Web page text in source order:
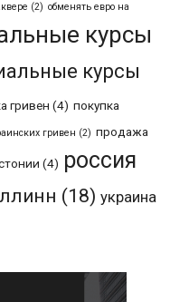
(2) обменять евро на
курсы
курсы
гривен (4) покупка
гривен (2) продажа
(4) россия
(18) украина